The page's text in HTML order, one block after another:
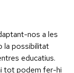
nos a les
la possibilitat
educatius.
tot podem fer-hi